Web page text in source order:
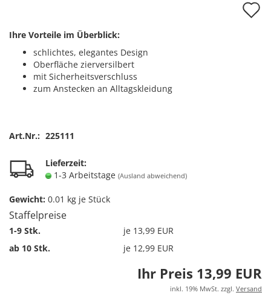
Ihre Vorteile im Überblick:
schlichtes, elegantes Design
Oberfläche zierversilbert
mit Sicherheitsverschluss
zum Anstecken an Alltagskleidung
Art.Nr.: 225111
Lieferzeit:
1-3 Arbeitstage (Ausland abweichend)
Gewicht: 0.01 kg je Stück
Staffelpreise
1-9 Stk.
je 13,99 EUR
ab 10 Stk.
je 12,99 EUR
Ihr Preis 13,99 EUR
inkl. 19% MwSt. zzgl. Versand